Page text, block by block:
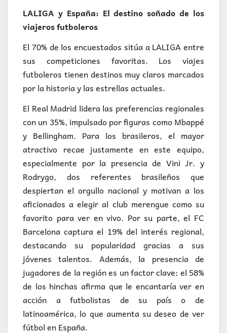
LALIGA y España: El destino soñado de los
viajeros futboleros
El 70% de los encuestados sitúa a LALIGA entre
sus competiciones favoritas. Los viajes
futboleros tienen destinos muy claros marcados
por la historia y las estrellas actuales.
El Real Madrid lidera las preferencias regionales
con un 35%, impulsado por figuras como Mbappé
y Bellingham. Para los brasileros, el mayor
atractivo recae justamente en este equipo,
especialmente por la presencia de Vini Jr. y
Rodrygo, dos referentes brasileños que
despiertan el orgullo nacional y motivan a los
aficionados a elegir al club merengue como su
favorito para ver en vivo. Por su parte, el FC
Barcelona captura el 19% del interés regional,
destacando su popularidad gracias a sus
jóvenes talentos. Además, la presencia de
jugadores de la región es un factor clave: el 58%
de los hinchas afirma que le encantaría ver en
acción a futbolistas de su país o de
latinoamérica, lo que aumenta su deseo de ver
fútbol en España.